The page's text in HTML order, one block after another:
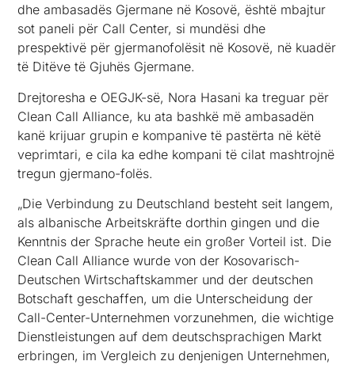
dhe ambasadës Gjermane në Kosovë, është mbajtur
sot paneli për Call Center, si mundësi dhe
prespektivë për gjermanofolësit në Kosovë, në kuadër
të Ditëve të Gjuhës Gjermane.
Drejtoresha e OEGJK-së, Nora Hasani ka treguar për
Clean Call Alliance, ku ata bashkë më ambasadën
kanë krijuar grupin e kompanive të pastërta në këtë
veprimtari, e cila ka edhe kompani të cilat mashtrojnë
tregun gjermano-folës.
„Die Verbindung zu Deutschland besteht seit langem,
als albanische Arbeitskräfte dorthin gingen und die
Kenntnis der Sprache heute ein großer Vorteil ist. Die
Clean Call Alliance wurde von der Kosovarisch-
Deutschen Wirtschaftskammer und der deutschen
Botschaft geschaffen, um die Unterscheidung der
Call-Center-Unternehmen vorzunehmen, die wichtige
Dienstleistungen auf dem deutschsprachigen Markt
erbringen, im Vergleich zu denjenigen Unternehmen,